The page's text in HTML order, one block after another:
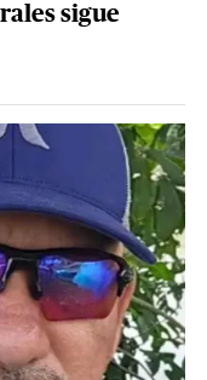
sigue